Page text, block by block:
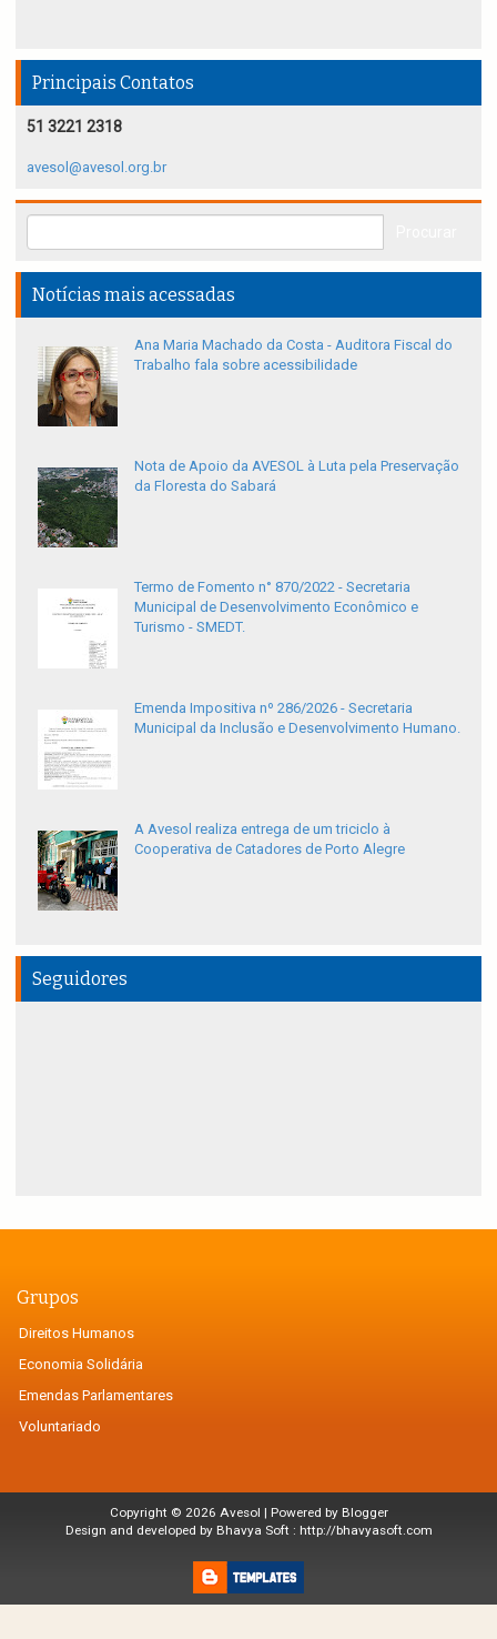
Principais Contatos
51 3221 2318
avesol@avesol.org.br
Notícias mais acessadas
Ana Maria Machado da Costa - Auditora Fiscal do
Trabalho fala sobre acessibilidade
Nota de Apoio da AVESOL à Luta pela Preservação
da Floresta do Sabará
Termo de Fomento n° 870/2022 - Secretaria
Municipal de Desenvolvimento Econômico e
Turismo - SMEDT.
Emenda Impositiva nº 286/2026 - Secretaria
Municipal da Inclusão e Desenvolvimento Humano.
A Avesol realiza entrega de um triciclo à
Cooperativa de Catadores de Porto Alegre
Seguidores
Grupos
Direitos Humanos
Economia Solidária
Emendas Parlamentares
Voluntariado
Copyright © 2026 Avesol | Powered by Blogger
Design and developed by Bhavya Soft : http://bhavyasoft.com